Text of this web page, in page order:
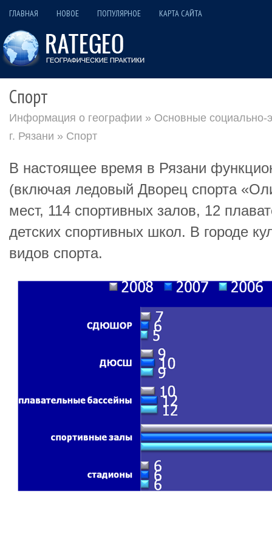
ГЛАВНАЯ НОВОЕ ПОПУЛЯРНОЕ КАРТА САЙТА
Спорт
Информация о географии » Основные социально-
г. Рязани » Спорт
В настоящее время в Рязани
(включая ледовый Дворец спорта
мест, 114 спортивных залов, 12
детских спортивных школ. В городе
видов спорта.